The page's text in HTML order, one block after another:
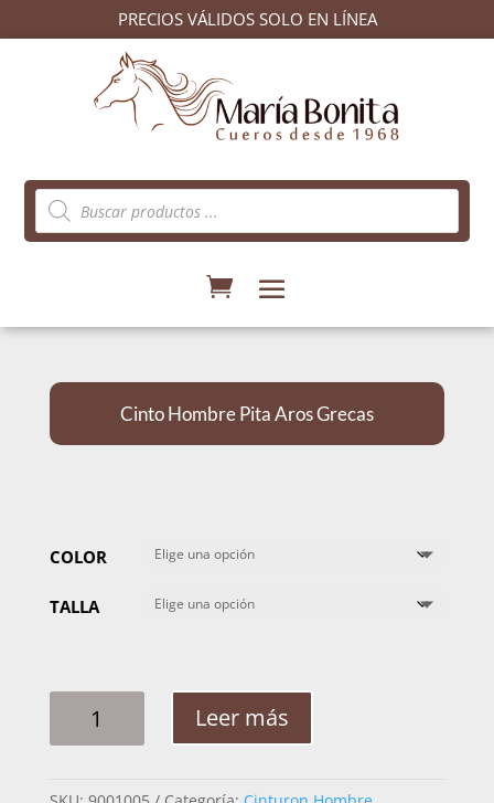
PRECIOS VÁLIDOS SOLO EN LÍNEA
Búsqueda
de
productos
Cinto Hombre Pita Aros Grecas
COLOR
TALLA
HOMBRE
Leer más